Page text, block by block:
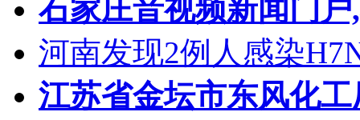
石家庄音视频新闻门
河南发现2例人感染
江苏省金坛市东风化工